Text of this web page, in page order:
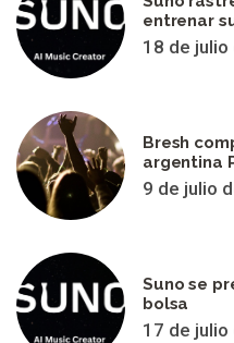
entrenar
18 de julio
Bresh
argentina
9 de julio
Suno se
bolsa
17 de julio